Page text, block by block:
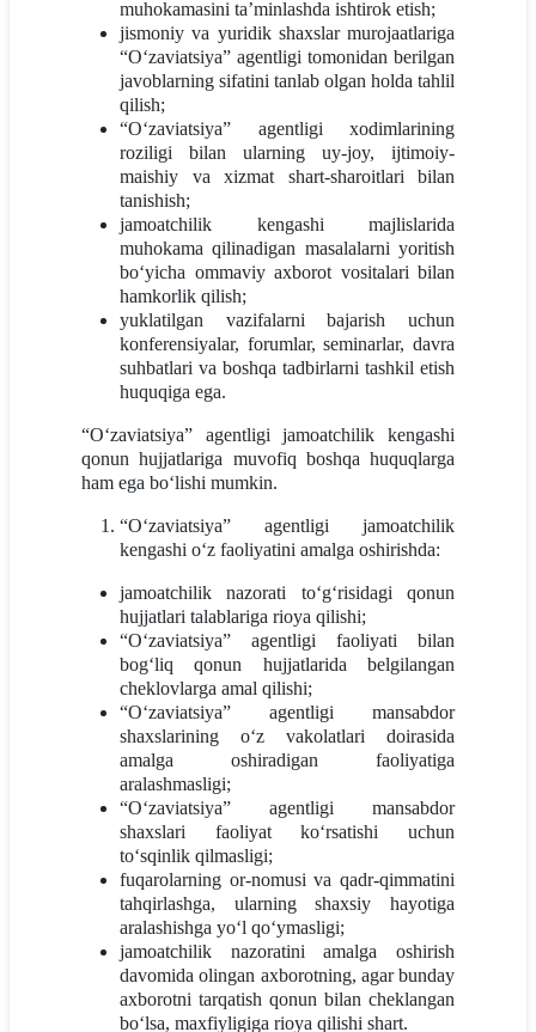
muhokamasini ta’minlashda ishtirok etish;
jismoniy va yuridik shaxslar murojaatlariga
“O‘zaviatsiya” agentligi tomonidan berilgan
javoblarning sifatini tanlab olgan holda tahlil
qilish;
“O‘zaviatsiya” agentligi xodimlarining
roziligi bilan ularning uy-joy, ijtimoiy-
maishiy va xizmat shart-sharoitlari bilan
tanishish;
jamoatchilik kengashi majlislarida
muhokama qilinadigan masalalarni yoritish
bo‘yicha ommaviy axborot vositalari bilan
hamkorlik qilish;
yuklatilgan vazifalarni bajarish uchun
konferensiyalar, forumlar, seminarlar, davra
suhbatlari va boshqa tadbirlarni tashkil etish
huquqiga ega.
“O‘zaviatsiya” agentligi jamoatchilik kengashi
qonun hujjatlariga muvofiq boshqa huquqlarga
ham ega bo‘lishi mumkin.
“O‘zaviatsiya” agentligi jamoatchilik
kengashi o‘z faoliyatini amalga oshirishda:
jamoatchilik nazorati to‘g‘risidagi qonun
hujjatlari talablariga rioya qilishi;
“O‘zaviatsiya” agentligi faoliyati bilan
bog‘liq qonun hujjatlarida belgilangan
cheklovlarga amal qilishi;
“O‘zaviatsiya” agentligi mansabdor
shaxslarining o‘z vakolatlari doirasida
amalga oshiradigan faoliyatiga
aralashmasligi;
“O‘zaviatsiya” agentligi mansabdor
shaxslari faoliyat ko‘rsatishi uchun
to‘sqinlik qilmasligi;
fuqarolarning or-nomusi va qadr-qimmatini
tahqirlashga, ularning shaxsiy hayotiga
aralashishga yo‘l qo‘ymasligi;
jamoatchilik nazoratini amalga oshirish
davomida olingan axborotning, agar bunday
axborotni tarqatish qonun bilan cheklangan
bo‘lsa, maxfiyligiga rioya qilishi shart.